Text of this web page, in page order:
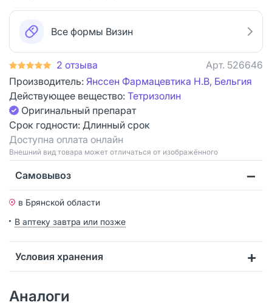
Все формы Визин
2 отзыва Арт. 526646
Производитель: Янссен Фармацевтика Н.В, Бельгия
Действующее вещество: Тетризолин
Оригинальный препарат
Срок годности: Длинный срок
Доступна оплата онлайн
Bнешний вид товара может отличаться от изображённого
Самовывоз
в Брянской области
В аптеку завтра или позже
Условия хранения
Аналоги